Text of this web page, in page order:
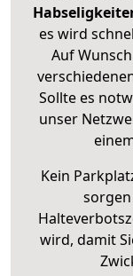
es wird
Auf
Sollte es
unser
Kein
wird, damit